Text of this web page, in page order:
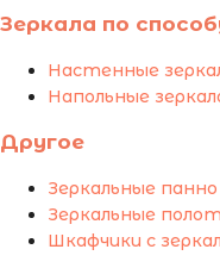
Зеркала по
Настенные
Напольные
Другое
Зеркальные панно
Зеркальные
Шкафчики с